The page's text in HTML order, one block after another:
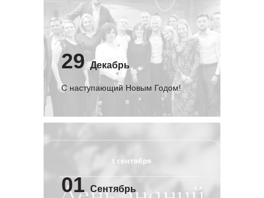
29 Декабрь
С наступающий Новым Годом!
01 Сентябрь